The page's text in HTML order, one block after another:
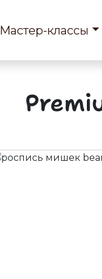
Мастер-классы